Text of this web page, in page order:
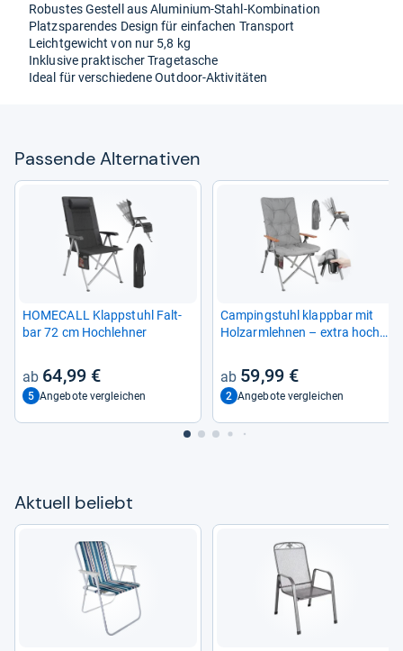
Robus­tes Gestell aus Alu­mi­nium-​Stahl-​Kom­bi­na­tion
Platz­spa­ren­des Design für ein­fa­chen Trans­port
Leicht­ge­wicht von nur 5,8 kg
Inklu­sive prak­ti­scher Tra­ge­ta­sche
Ideal für ver­schie­dene Out­door-​Akti­vi­tä­ten
Pas­sende Alter­na­ti­ven
HOME­CALL Klapp­stuhl Falt­
bar 72 cm Hoch­leh­ner
64,99 €
5 Angebote vergleichen
Cam­ping­stuhl klapp­bar mit
Holzarm­leh­nen – extra hoch
vi­tä­ten59,99 €
2 Angebote vergleichen
Aktu­ell beliebt